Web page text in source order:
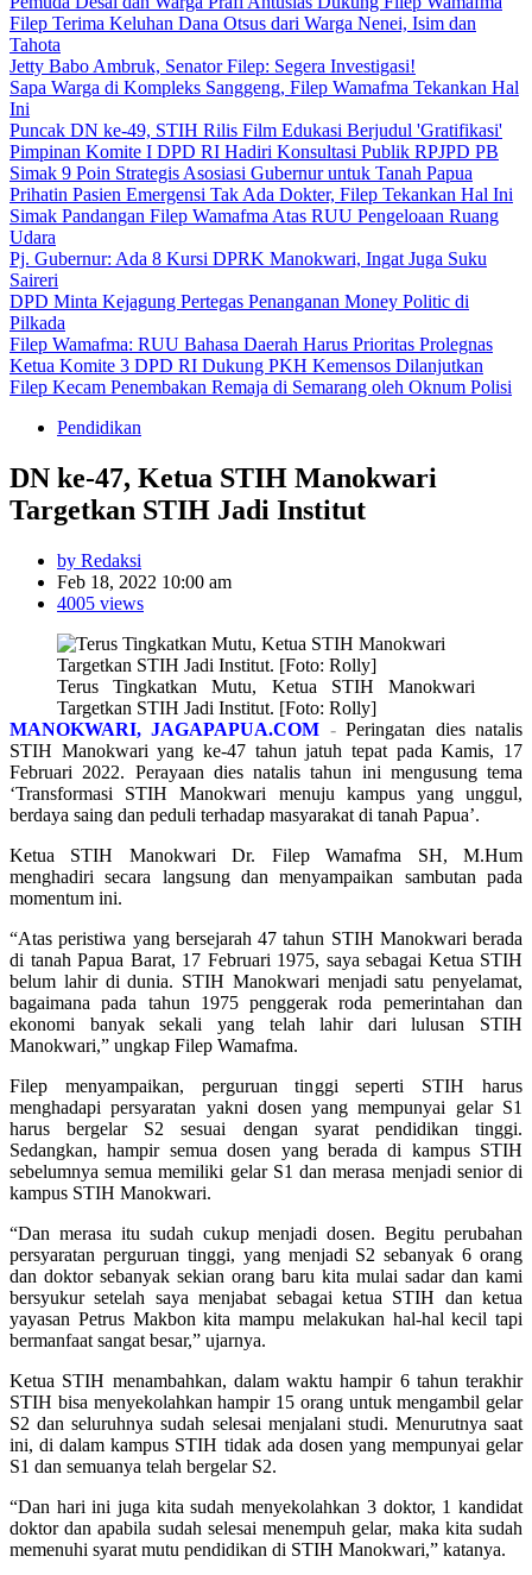
Filep Terima Keluhan Dana Otsus dari Warga Nenei, Isim dan
Tahota
Jetty Babo Ambruk, Senator Filep: Segera Investigasi!
Sapa Warga di Kompleks Sanggeng, Filep Wamafma Tekankan Hal
Ini
Puncak DN ke-49, STIH Rilis Film Edukasi Berjudul 'Gratifikasi'
Pimpinan Komite I DPD RI Hadiri Konsultasi Publik RPJPD PB
Simak 9 Poin Strategis Asosiasi Gubernur untuk Tanah Papua
Prihatin Pasien Emergensi Tak Ada Dokter, Filep Tekankan Hal Ini
Simak Pandangan Filep Wamafma Atas RUU Pengeloaan Ruang
Udara
Pj. Gubernur: Ada 8 Kursi DPRK Manokwari, Ingat Juga Suku
Saireri
DPD Minta Kejagung Pertegas Penanganan Money Politic di
Pilkada
Filep Wamafma: RUU Bahasa Daerah Harus Prioritas Prolegnas
Ketua Komite 3 DPD RI Dukung PKH Kemensos Dilanjutkan
Filep Kecam Penembakan Remaja di Semarang oleh Oknum Polisi
Pendidikan
DN ke-47, Ketua STIH Manokwari
Targetkan STIH Jadi Institut
by Redaksi
Feb 18, 2022 10:00 am
4005 views
Terus Tingkatkan Mutu, Ketua STIH Manokwari
Targetkan STIH Jadi Institut. [Foto: Rolly]
MANOKWARI, JAGAPAPUA.COM -Peringatan dies natalis
STIH Manokwari yang ke-47 tahun jatuh tepat pada Kamis, 17
Februari 2022. Perayaan dies natalis tahun ini mengusung tema
‘Transformasi STIH Manokwari menuju kampus yang unggul,
berdaya saing dan peduli terhadap masyarakat di tanah Papua’.
Ketua STIH Manokwari Dr. Filep Wamafma SH, M.Hum
menghadiri secara langsung dan menyampaikan sambutan pada
momentum ini.
“Atas peristiwa yang bersejarah 47 tahun STIH Manokwari berada
di tanah Papua Barat, 17 Februari 1975, saya sebagai Ketua STIH
belum lahir di dunia. STIH Manokwari menjadi satu penyelamat,
bagaimana pada tahun 1975 penggerak roda pemerintahan dan
ekonomi banyak sekali yang telah lahir dari lulusan STIH
Manokwari,” ungkap Filep Wamafma.
Filep menyampaikan, perguruan tinggi seperti STIH harus
menghadapi persyaratan yakni dosen yang mempunyai gelar S1
harus bergelar S2 sesuai dengan syarat pendidikan tinggi.
Sedangkan, hampir semua dosen yang berada di kampus STIH
sebelumnya semua memiliki gelar S1 dan merasa menjadi senior di
kampus STIH Manokwari.
“Dan merasa itu sudah cukup menjadi dosen. Begitu perubahan
persyaratan perguruan tinggi, yang menjadi S2 sebanyak 6 orang
dan doktor sebanyak sekian orang baru kita mulai sadar dan kami
bersyukur setelah saya menjabat sebagai ketua STIH dan ketua
yayasan Petrus Makbon kita mampu melakukan hal-hal kecil tapi
bermanfaat sangat besar,” ujarnya.
Ketua STIH menambahkan, dalam waktu hampir 6 tahun terakhir
STIH bisa menyekolahkan hampir 15 orang untuk mengambil gelar
S2 dan seluruhnya sudah selesai menjalani studi. Menurutnya saat
ini, di dalam kampus STIH tidak ada dosen yang mempunyai gelar
S1 dan semuanya telah bergelar S2.
“Dan hari ini juga kita sudah menyekolahkan 3 doktor, 1 kandidat
doktor dan apabila sudah selesai menempuh gelar, maka kita sudah
memenuhi syarat mutu pendidikan di STIH Manokwari,” katanya.